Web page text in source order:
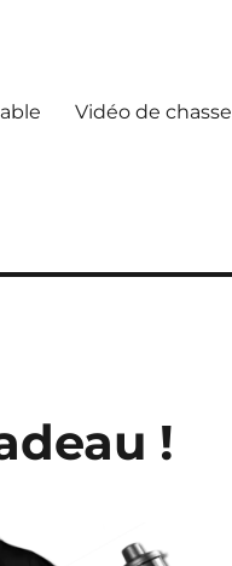
Vidéo de chasse
!